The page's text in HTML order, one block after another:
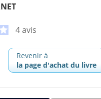
4 avis
Revenir à
la page d'achat du livre